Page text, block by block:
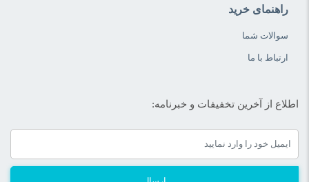
راهنمای خرید
سوالات شما
ارتباط با ما
اطلاع از آخرین تخفیفات و خبرنامه: